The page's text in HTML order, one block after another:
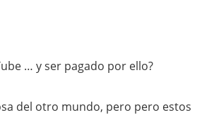
… y ser pagado por ello?
del otro mundo, pero pero estos